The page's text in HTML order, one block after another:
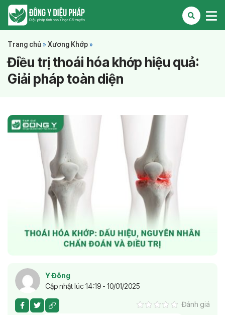
Trang chủ » Xương Khớp »
Điều trị thoái hóa khớp hiệu quả:
Giải pháp toàn diện
Y Đông
Cập nhật lúc 14:19 - 10/01/2025
Đánh giá